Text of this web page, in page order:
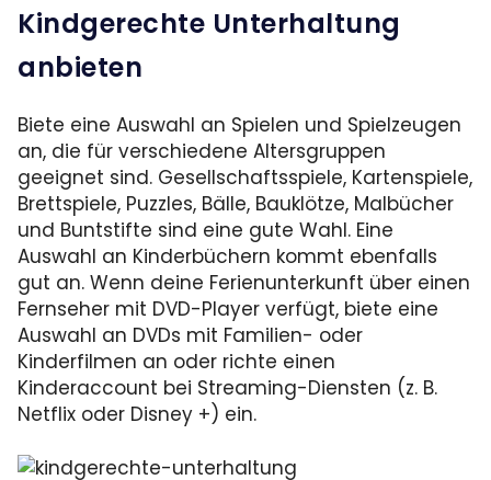
Kindgerechte Unterhaltung
anbieten
Biete eine Auswahl an Spielen und Spielzeugen
an, die für verschiedene Altersgruppen
geeignet sind. Gesellschaftsspiele, Kartenspiele,
Brettspiele, Puzzles, Bälle, Bauklötze, Malbücher
und Buntstifte sind eine gute Wahl. Eine
Auswahl an Kinderbüchern kommt ebenfalls
gut an. Wenn deine Ferienunterkunft über einen
Fernseher mit DVD-Player verfügt, biete eine
Auswahl an DVDs mit Familien- oder
Kinderfilmen an oder richte einen
Kinderaccount bei Streaming-Diensten (z. B.
Netflix oder Disney +) ein.